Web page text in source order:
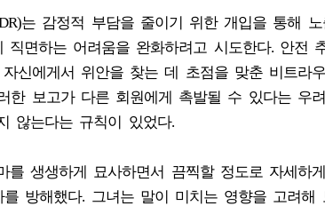
는 감정적 부담을 줄이기 위한 개입을 통해
면하는 어려움을 완화하려고 시도한다. 안전
신에게서 위안을 찾는 데 초점을 맞춘 비트라
한 보고가 다른 회원에게 촉발될 수 있다는 우
않는다는 규칙이 있었다.
를 생생하게 묘사하면서 끔찍할 정도로 자세하
방해했다. 그녀는 말이 미치는 영향을 고려해